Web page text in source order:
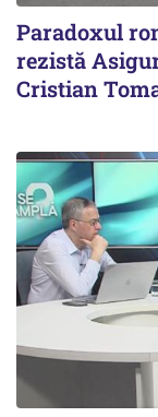
Paradoxul
rezistă
Cristian